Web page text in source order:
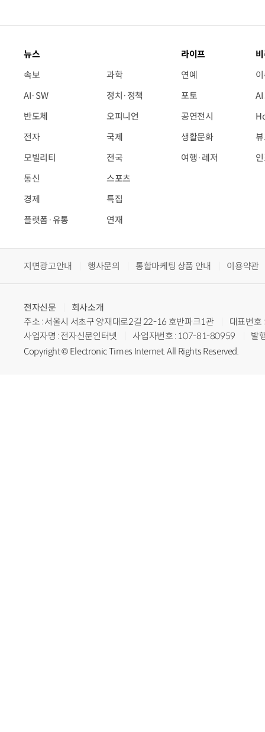
뉴스
속보
AI·SW
반도체
전자
모빌리티
통신
경제
플랫폼·유통
과학
정치·정책
오피니언
국제
전국
스포츠
특집
연재
라이프
연예
포토
공연전시
생활문화
여행·레저
지면광고안내 행사문의 통합마케팅 상품 안내 이용약관
전자신문
회사소개
주소 : 서울시 서초구 양재대로2길 22-16 호반파크1관
대표번
사업자명 : 전자신문인터넷
사업자번호 : 107-81-80959
발
Copyright © Electronic Times Internet. All Rights Reserved.